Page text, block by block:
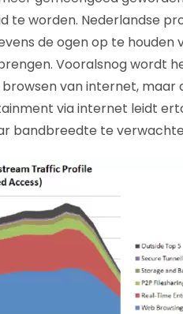
te worden. Nederlandse
de ogen op te houden
Vooralsnog wordt
van internet, maar
via internet leidt
bandbreedte te